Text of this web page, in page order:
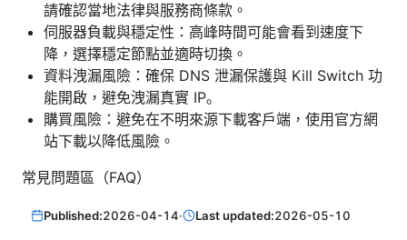
請確認當地法律與服務商條款。
伺服器負載與穩定性：高峰時間可能會看到速度下
降，選擇穩定節點並適時切換。
資料洩漏風險：確保 DNS 泄漏保護與 Kill Switch 功
能開啟，避免洩漏真實 IP。
購買風險：避免在不明來源下載客戶端，使用官方網
站下載以降低風險。
常見問題區（FAQ）
Published:2026-04-14· Last updated:2026-05-10